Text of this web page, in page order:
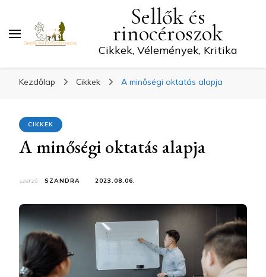
Sellők és
rinocéroszok
Cikkek, Vélemények, Kritika
Kezdőlap Cikkek A minőségi oktatás alapja
CIKKEK
A minőségi oktatás alapja
szerző: SZANDRA 2023.08.06.